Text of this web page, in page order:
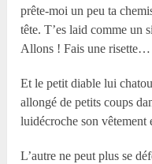
prête-moi un peu ta
tête. T’es laid comme un
Allons ! Fais une risette…
Et le petit diable lui
allongé de petits coups
luidécroche son vêtement
L’autre ne peut plus se